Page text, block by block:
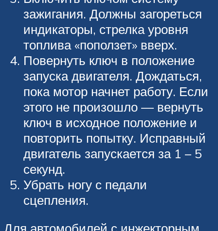
зажигания. Должны загореться
индикаторы, стрелка уровня
топлива «поползет» вверх.
Повернуть ключ в положение
запуска двигателя. Дождаться,
пока мотор начнет работу. Если
этого не произошло — вернуть
ключ в исходное положение и
повторить попытку. Исправный
двигатель запускается за 1 – 5
секунд.
Убрать ногу с педали
сцепления.